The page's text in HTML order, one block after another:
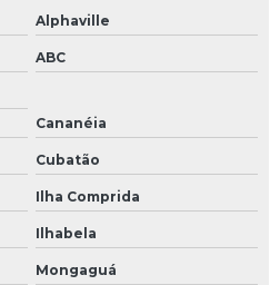
Alphaville
ABC
Cananéia
Cubatão
Ilha Comprida
Ilhabela
Mongaguá